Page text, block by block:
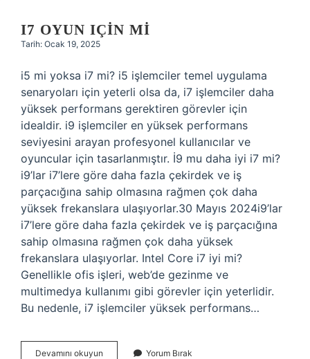
I7 OYUN IÇIN MI
Tarih: Ocak 19, 2025
i5 mi yoksa i7 mi? i5 işlemciler temel uygulama
senaryoları için yeterli olsa da, i7 işlemciler daha
yüksek performans gerektiren görevler için
idealdir. i9 işlemciler en yüksek performans
seviyesini arayan profesyonel kullanıcılar ve
oyuncular için tasarlanmıştır. İ9 mu daha iyi i7 mi?
i9’lar i7’lere göre daha fazla çekirdek ve iş
parçacığına sahip olmasına rağmen çok daha
yüksek frekanslara ulaşıyorlar.30 Mayıs 2024i9’lar
i7’lere göre daha fazla çekirdek ve iş parçacığına
sahip olmasına rağmen çok daha yüksek
frekanslara ulaşıyorlar. Intel Core i7 iyi mi?
Genellikle ofis işleri, web’de gezinme ve
multimedya kullanımı gibi görevler için yeterlidir.
Bu nedenle, i7 işlemciler yüksek performans…
Devamını okuyun Yorum Bırak